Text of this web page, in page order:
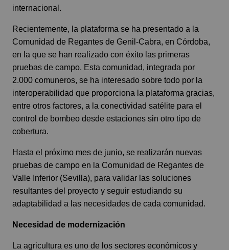
internacional.
Recientemente, la plataforma se ha presentado a la
Comunidad de Regantes de Genil-Cabra, en Córdoba,
en la que se han realizado con éxito las primeras
pruebas de campo. Esta comunidad, integrada por
2.000 comuneros, se ha interesado sobre todo por la
interoperabilidad que proporciona la plataforma gracias,
entre otros factores, a la conectividad satélite para el
control de bombeo desde estaciones sin otro tipo de
cobertura.
Hasta el próximo mes de junio, se realizarán nuevas
pruebas de campo en la Comunidad de Regantes de
Valle Inferior (Sevilla), para validar las soluciones
resultantes del proyecto y seguir estudiando su
adaptabilidad a las necesidades de cada comunidad.
Necesidad de modernización
La agricultura es uno de los sectores económicos y